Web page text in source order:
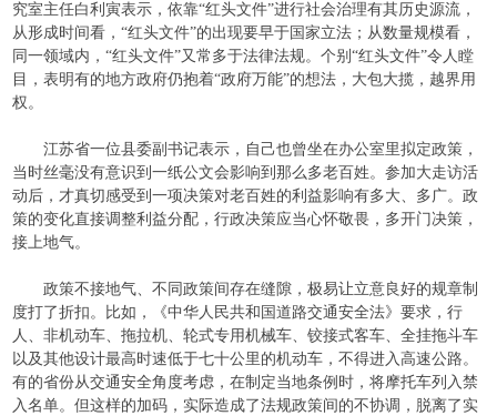
究室主任白利寅表示，依靠“红头文件”进行社会治理有其历史源流，
从形成时间看，“红头文件”的出现要早于国家立法；从数量规模看，
同一领域内，“红头文件”又常多于法律法规。个别“红头文件”令人瞠
目，表明有的地方政府仍抱着“政府万能”的想法，大包大揽，越界用
权。
江苏省一位县委副书记表示，自己也曾坐在办公室里拟定政策，
当时丝毫没有意识到一纸公文会影响到那么多老百姓。参加大走访活
动后，才真切感受到一项决策对老百姓的利益影响有多大、多广。政
策的变化直接调整利益分配，行政决策应当心怀敬畏，多开门决策，
接上地气。
政策不接地气、不同政策间存在缝隙，极易让立意良好的规章制
度打了折扣。比如，《中华人民共和国道路交通安全法》要求，行
人、非机动车、拖拉机、轮式专用机械车、铰接式客车、全挂拖斗车
以及其他设计最高时速低于七十公里的机动车，不得进入高速公路。
有的省份从交通安全角度考虑，在制定当地条例时，将摩托车列入禁
入名单。但这样的加码，实际造成了法规政策间的不协调，脱离了实